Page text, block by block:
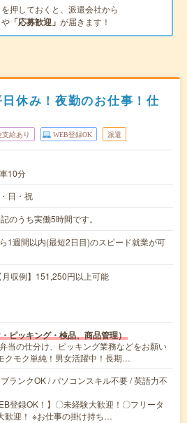
を押しておくと、派遣会社から
や 「応募歓迎」 が届きます！
休み！夜勤のお仕事！仕
給あり WEB登録OK 派遣
10分
日・祝
のうち実働5時間です。
1週間以内(最短2日目)のスピード就業が可
収例】151,250円以上可能
ピッキング・検品、商品管理）
当の仕分け、ピッキング業務などをお願い
クモク単純！男女活躍中！長期…
ランクOK / パソコンスキル不要 / 英語力不
登録OK！】〇未経験大歓迎！〇フリータ
迎！ ※お仕事の掛け持ち…